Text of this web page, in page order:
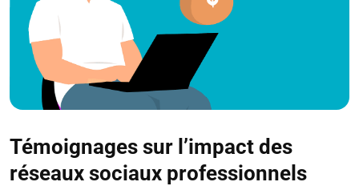
Témoignages sur l’impact des
réseaux sociaux professionnels